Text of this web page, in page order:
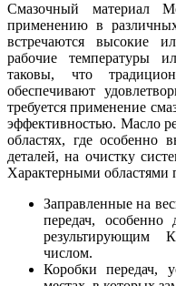
Смазочный материал
применению в
встречаются высокие
рабочие температуры
таковы, что
обеспечивают
требуется применение
эффективностью. Масло
областях, где особенно
деталей, на очистку
Характерными областями
Заправленные на
передач,
числом.
Коробки передач,